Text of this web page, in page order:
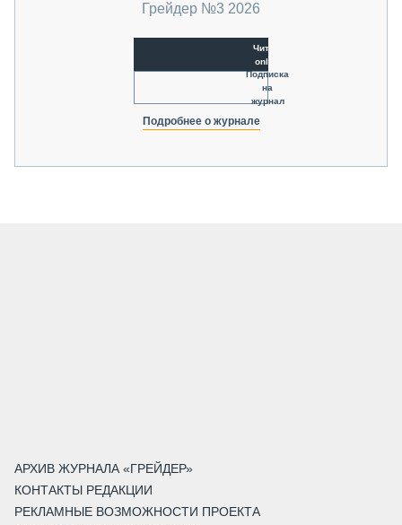
Грейдер №3 2026
Читать
online
Подписка
на
журнал
Подробнее о журнале
АРХИВ ЖУРНАЛА «ГРЕЙДЕР»
КОНТАКТЫ РЕДАКЦИИ
РЕКЛАМНЫЕ ВОЗМОЖНОСТИ ПРОЕКТА